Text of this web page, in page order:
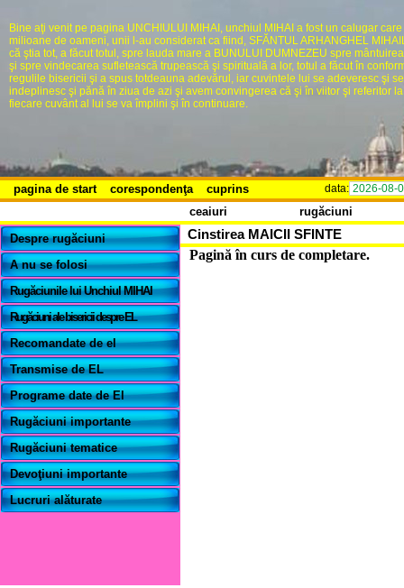
Bine aţi venit pe pagina UNCHIULUI MIHAI, unchiul MIHAI a fost un calugar
milioane de oameni, unii l-au considerat ca fiind, SFĂNTUL ARHANGHEL
că ştia tot, a făcut totul, spre lauda mare a BUNULUI DUMNEZEU spre
şi spre vindecarea sufletească trupească şi spirituală a lor, totul a făcut în
regulile bisericii şi a spus totdeauna adevărul, iar cuvintele lui se adeveresc şi se
indeplinesc şi pănă în ziua de azi şi avem convingerea că şi în viitor şi referitor
fiecare cuvânt al lui se va împlini şi în continuare.
pagina de start corespondenţa cuprins data: 2026-08-
ceaiuri
rugăciuni
Despre rugăciuni
A nu se folosi
Rugăciunile lui Unchiul MIHAI
Rugăciuni ale bisericii despre EL
Recomandate de el
Transmise de EL
Programe date de El
Rugăciuni importante
Rugăciuni tematice
Devoţiuni importante
Lucruri alăturate
Cinstirea MAICII SFINTE
Pagină în curs de completare.